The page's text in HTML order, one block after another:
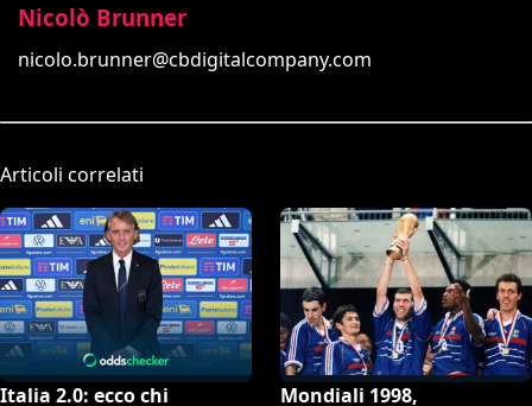
Nicolò Brunner
nicolo.brunner@cbdigitalcompany.com
Articoli correlati
Italia 2.0: ecco chi
Mondiali 1998,